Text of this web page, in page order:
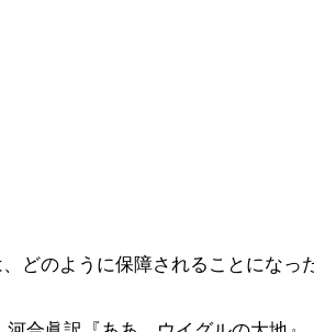
のように保障されることになっ